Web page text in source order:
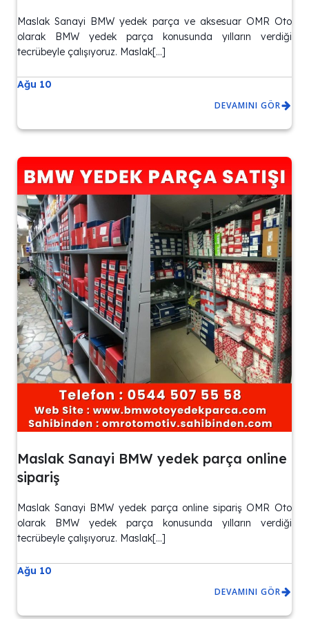
Maslak Sanayi BMW yedek parça ve aksesuar OMR Oto
olarak BMW yedek parça konusunda yılların verdiği
tecrübeyle çalışıyoruz. Maslak[…]
Ağu 10
DEVAMINI GÖR
Maslak Sanayi BMW yedek parça online
sipariş
Maslak Sanayi BMW yedek parça online sipariş OMR Oto
olarak BMW yedek parça konusunda yılların verdiği
tecrübeyle çalışıyoruz. Maslak[…]
Ağu 10
DEVAMINI GÖR